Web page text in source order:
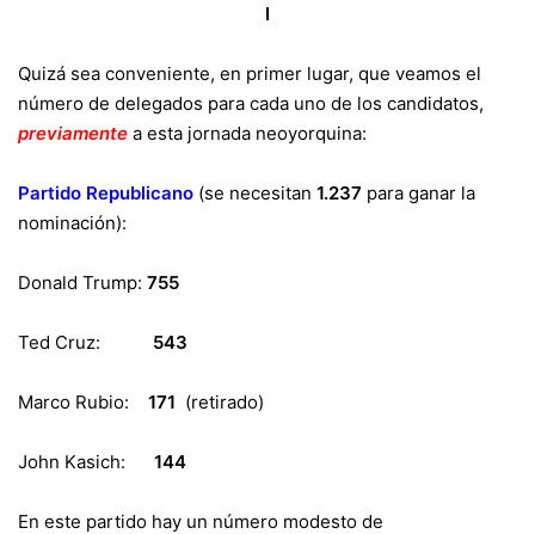
I
Quizá sea conveniente, en primer lugar, que veamos el
número de delegados para cada uno de los candidatos,
previamente a esta jornada neoyorquina:
Partido Republicano (se necesitan 1.237 para ganar la
nominación):
Donald Trump: 755
Ted Cruz: 543
Marco Rubio: 171 (retirado)
John Kasich: 144
En este partido hay un número modesto de